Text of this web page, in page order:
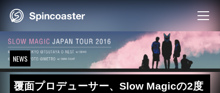
NEWS
覆面プロデューサー、Slow Magicの2度